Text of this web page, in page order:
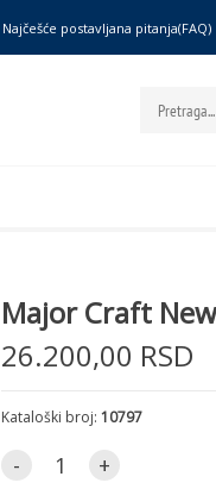
Najčešće postavljana pitanja(FAQ)
Major Craft
26.200,00 RSD
Kataloški broj: 10797
- +